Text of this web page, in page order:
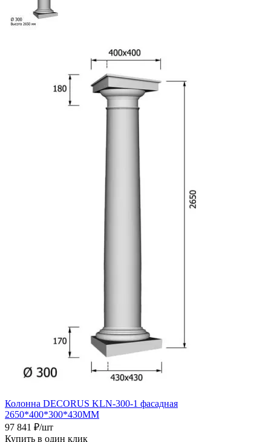
Колонна DECORUS KLN-300-1 фасадная
2650*400*300*430ММ
97 841 ₽/шт
Купить в один клик